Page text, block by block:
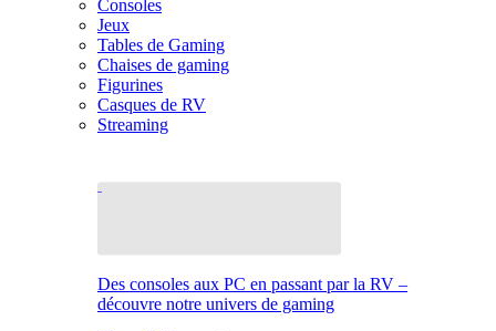
Consoles
Jeux
Tables de Gaming
Chaises de gaming
Figurines
Casques de RV
Streaming
Des consoles aux PC en passant par la RV –
découvre notre univers de gaming